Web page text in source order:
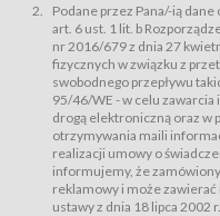
Sklep – sklep internetowy
Regulamin – niniejszy
§ 2
Postanowienia ogólne
Regulamin określa zasady:
świadczenia
zastrzeżeniem usług, o
zasady świadczenia
przetwarzania przez
będących osobami
Podane przez Pana/-ią
art. 6 ust. 1 lit. b
nr 2016/679 z dnia 27
fizycznych w związku z
swobodnego przepływu
95/46/WE - w celu zawarcia
drogą elektroniczną oraz w
otrzymywania maili
realizacji umowy o
informujemy, że
reklamowy i może
ustawy z dnia 18 lipca 2002